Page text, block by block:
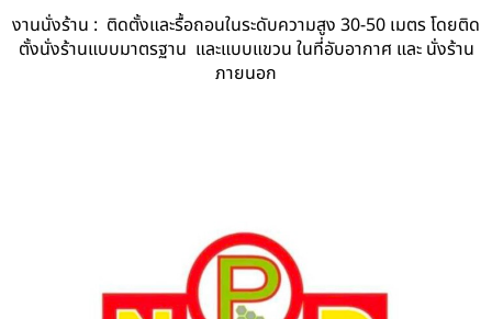
งานนั่งร้าน : ติดตั้งและรื้อถอนในระดับความสูง 30-50 เมตร โดยติด
ตั้งนั่งร้านแบบมาตรฐาน และแบบแขวน ในที่อับอากาศ และ นั่งร้าน
ภายนอก